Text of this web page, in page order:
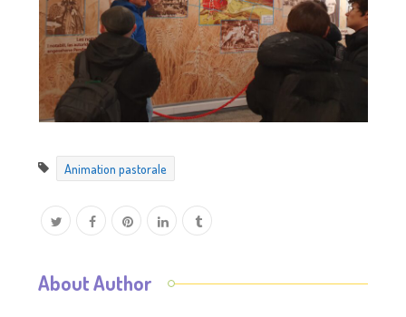
Animation pastorale
About Author